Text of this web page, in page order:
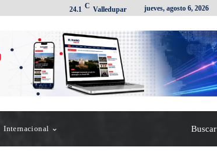
24.1 C Valledupar jueves, agosto 6, 2026
Internacional Buscar